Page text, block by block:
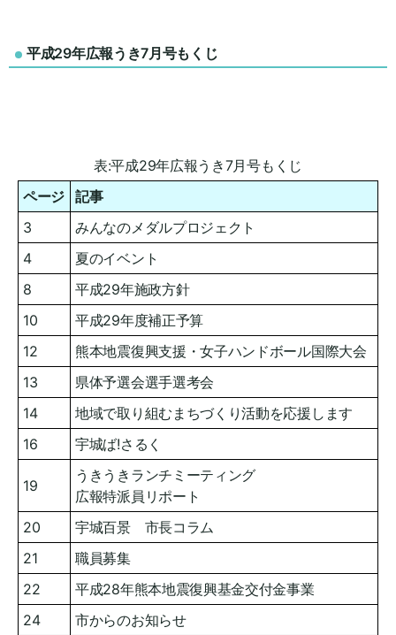
平成29年広報うき7月号もくじ
表:平成29年広報うき7月号もくじ
ページ 記事
3
みんなのメダルプロジェクト
4
夏のイベント
8
平成29年施政方針
10
平成29年度補正予算
12
熊本地震復興支援・女子ハンドボール国際大会
13
県体予選会選手選考会
14
地域で取り組むまちづくり活動を応援します
16
宇城ば!さるく
19
うきうきランチミーティング
広報特派員リポート
20
宇城百景 市長コラム
21
職員募集
22
平成28年熊本地震復興基金交付金事業
24
市からのお知らせ